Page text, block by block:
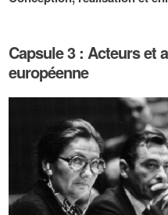
Capsule 3 : Acteurs et
européenne